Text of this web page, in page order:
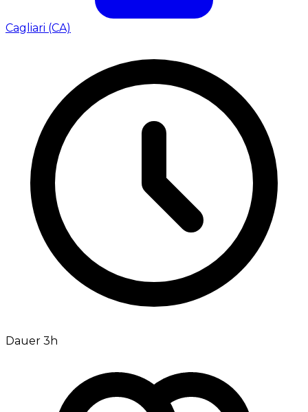
Cagliari (CA)
Dauer 3h